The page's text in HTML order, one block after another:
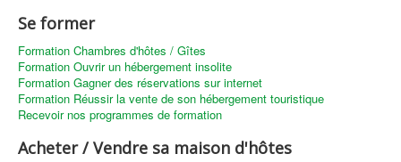
Se former
Formation Chambres d'hôtes / Gîtes
Formation Ouvrir un hébergement insolite
Formation Gagner des réservations sur internet
Formation Réussir la vente de son hébergement touristique
Recevoir nos programmes de formation
Acheter / Vendre sa maison d'hôtes